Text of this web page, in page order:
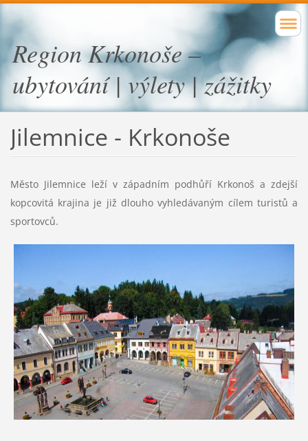
Region Krkonoše –
ubytování | výlety | zážitky
Jilemnice - Krkonoše
Město Jilemnice leží v západním podhůří Krkonoš a zdejší
kopcovitá krajina je již dlouho vyhledávaným cílem turistů a
sportovců.